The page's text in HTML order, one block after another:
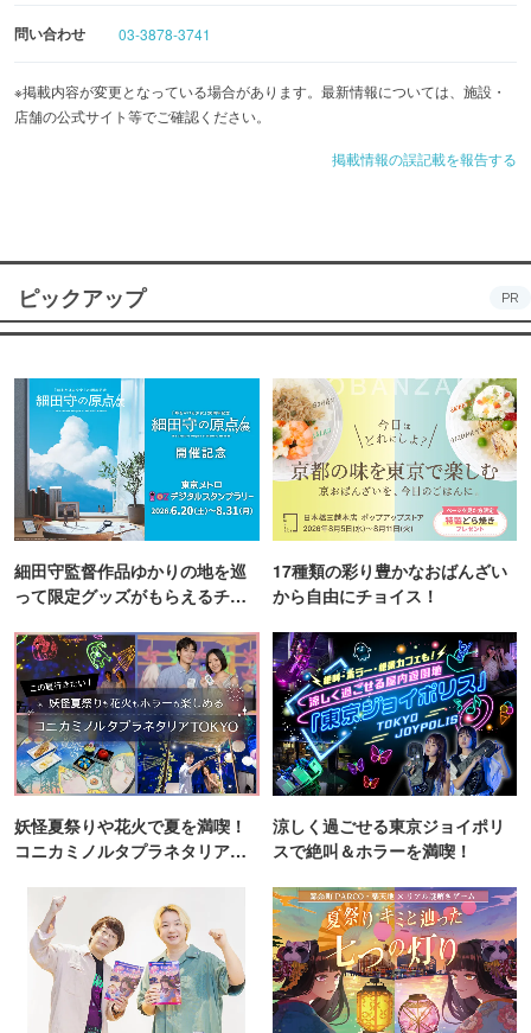
問い合わせ 03-3878-3741
※掲載内容が変更となっている場合があります。最新情報については、施設・
店舗の公式サイト等でご確認ください。
掲載情報の誤記載を報告する
ピックアップ PR
細田守監督作品ゆかりの地を巡
って限定グッズがもらえるチャ
17種類の彩り豊かなおばんざい
から自由にチョイス！
妖怪夏祭りや花火で夏を満喫！
コニカミノルタプラネタリア
涼しく過ごせる東京ジョイポリ
スで絶叫＆ホラーを満喫！